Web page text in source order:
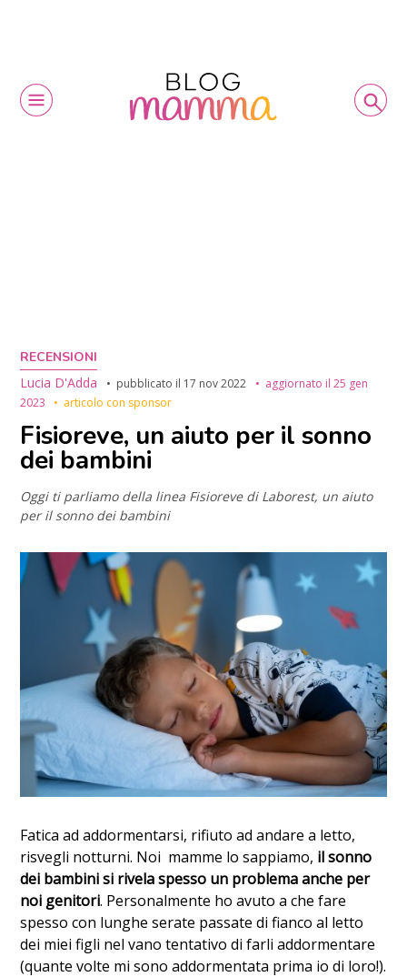
RECENSIONI
Lucia D'Adda
pubblicato il 17 nov 2022 aggiornato il25 gen
2023
articolo con sponsor
Fisioreve, un aiuto per il sonno
dei bambini
Oggi ti parliamo della linea Fisioreve di Laborest, un aiuto
per il sonno dei bambini
Fatica ad addormentarsi, rifiuto ad andare a letto,
risvegli notturni. Noi mamme lo sappiamo, il sonno
dei bambini si rivela spesso un problema anche per
noi genitori. Personalmente ho avuto a che fare
spesso con lunghe serate passate di fianco al letto
dei miei figli nel vano tentativo di farli addormentare
(quante volte mi sono addormentata prima io di loro!).